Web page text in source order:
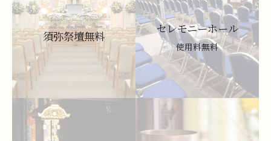
須弥祭壇無料 セレモニーホール
使用料無料